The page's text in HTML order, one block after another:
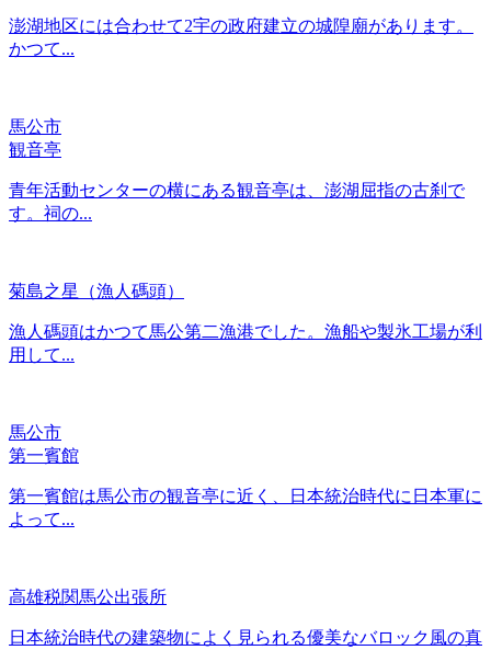
澎湖地区には合わせて2宇の政府建立の城隍廟があります。
かつて...
馬公市
観音亭
青年活動センターの横にある観音亭は、澎湖屈指の古刹で
す。祠の...
菊島之星（漁人碼頭）
漁人碼頭はかつて馬公第二漁港でした。漁船や製氷工場が利
用して...
馬公市
第一賓館
第一賓館は馬公市の観音亭に近く、日本統治時代に日本軍に
よって...
高雄税関馬公出張所
日本統治時代の建築物によく見られる優美なバロック風の真